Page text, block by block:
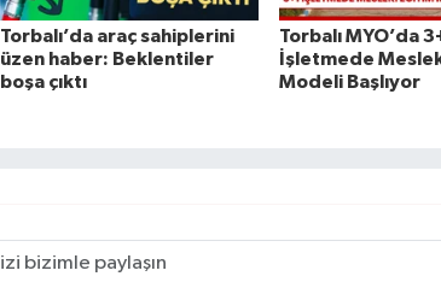
Torbalı’da araç sahiplerini
üzen haber: Beklentiler
boşa çıktı
Torbalı MYO’da
İşletmede
Modeli Başlıyor